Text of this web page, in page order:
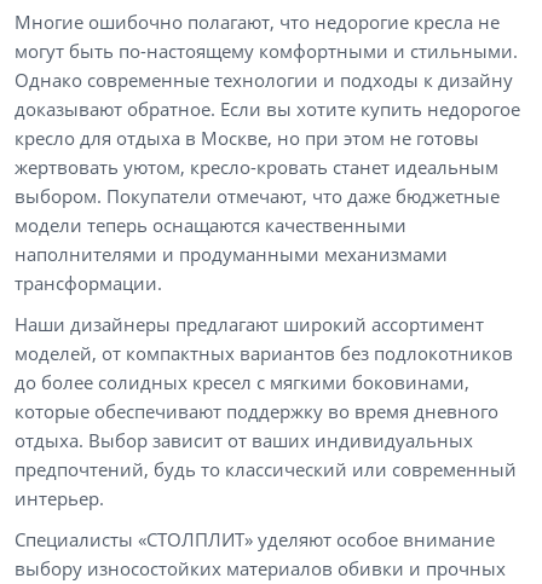
Многие ошибочно полагают, что недорогие кресла не
могут быть по-настоящему комфортными и стильными.
Однако современные технологии и подходы к дизайну
доказывают обратное. Если вы хотите купить недорогое
кресло для отдыха в Москве, но при этом не готовы
жертвовать уютом, кресло-кровать станет идеальным
выбором. Покупатели отмечают, что даже бюджетные
модели теперь оснащаются качественными
наполнителями и продуманными механизмами
трансформации.
Наши дизайнеры предлагают широкий ассортимент
моделей, от компактных вариантов без подлокотников
до более солидных кресел с мягкими боковинами,
которые обеспечивают поддержку во время дневного
отдыха. Выбор зависит от ваших индивидуальных
предпочтений, будь то классический или современный
интерьер.
Специалисты «СТОЛПЛИТ» уделяют особое внимание
выбору износостойких материалов обивки и прочных